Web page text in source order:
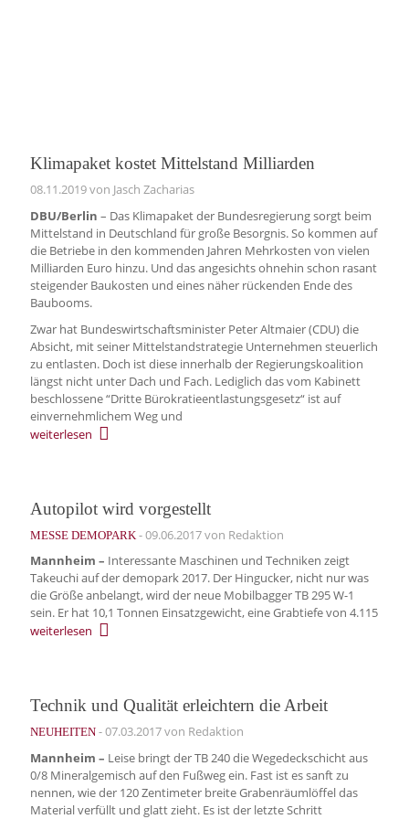
Klimapaket kostet Mittelstand Milliarden
08.11.2019von Jasch Zacharias
DBU/Berlin – Das Klimapaket der Bundesregierung sorgt beim
Mittelstand in Deutschland für große Besorgnis. So kommen auf
die Betriebe in den kommenden Jahren Mehrkosten von vielen
Milliarden Euro hinzu. Und das angesichts ohnehin schon rasant
steigender Baukosten und eines näher rückenden Ende des
Baubooms.
Zwar hat Bundeswirtschaftsminister Peter Altmaier (CDU) die
Absicht, mit seiner Mittelstandstrategie Unternehmen steuerlich
zu entlasten. Doch ist diese innerhalb der Regierungskoalition
längst nicht unter Dach und Fach. Lediglich das vom Kabinett
beschlossene “Dritte Bürokratieentlastungsgesetz“ ist auf
einvernehmlichem Weg und
weiterlesen
Autopilot wird vorgestellt
MESSE DEMOPARK-09.06.2017von Redaktion
Mannheim – Interessante Maschinen und Techniken zeigt
Takeuchi auf der demopark 2017. Der Hingucker, nicht nur was
die Größe anbelangt, wird der neue Mobilbagger TB 295 W-1
sein. Er hat 10,1 Tonnen Einsatzgewicht, eine Grabtiefe von 4.115
weiterlesen
Technik und Qualität erleichtern die Arbeit
NEUHEITEN-07.03.2017von Redaktion
Mannheim – Leise bringt der TB 240 die Wegedeckschicht aus
0/8 Mineralgemisch auf den Fußweg ein. Fast ist es sanft zu
nennen, wie der 120 Zentimeter breite Grabenräumlöffel das
Material verfüllt und glatt zieht. Es ist der letzte Schritt